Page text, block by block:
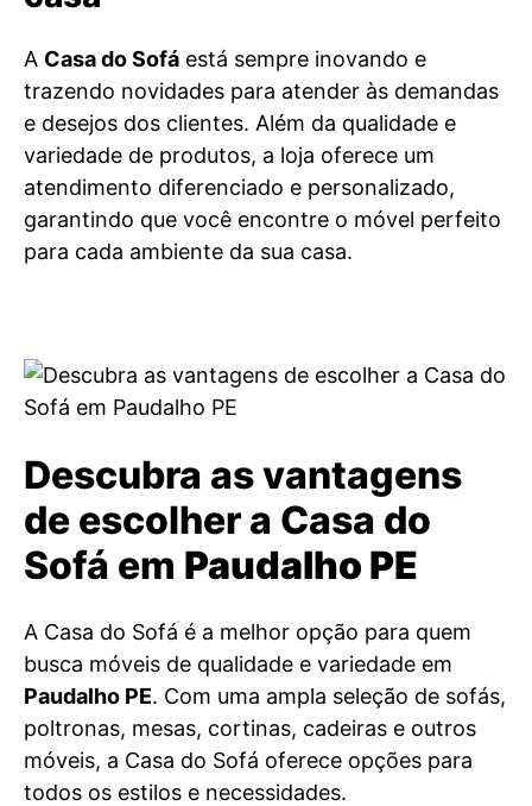
A Casa do Sofá está sempre inovando e
trazendo novidades para atender às demandas
e desejos dos clientes. Além da qualidade e
variedade de produtos, a loja oferece um
atendimento diferenciado e personalizado,
garantindo que você encontre o móvel perfeito
para cada ambiente da sua casa.
Descubra as vantagens
de escolher a Casa do
Sofá em Paudalho PE
A Casa do Sofá é a melhor opção para quem
busca móveis de qualidade e variedade em
Paudalho PE. Com uma ampla seleção de sofás,
poltronas, mesas, cortinas, cadeiras e outros
móveis, a Casa do Sofá oferece opções para
todos os estilos e necessidades.